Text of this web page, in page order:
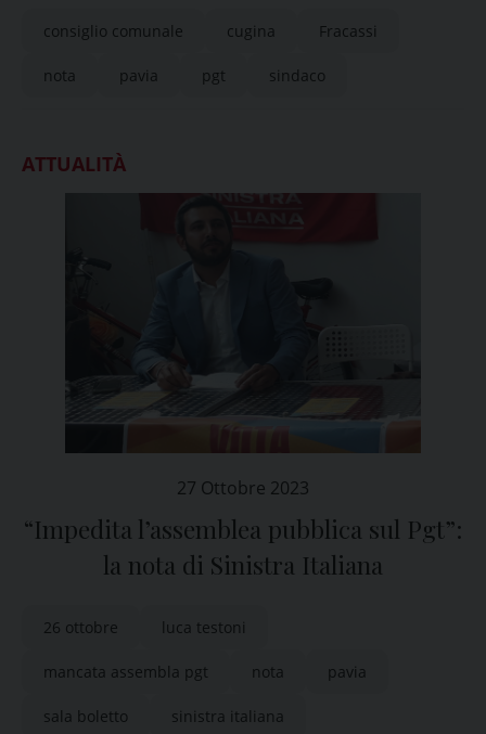
consiglio comunale cugina Fracassi
nota pavia pgt sindaco
ATTUALITÀ
27 Ottobre 2023
“Impedita l’assemblea pubblica sul Pgt”:
la nota di Sinistra Italiana
26 ottobre luca testoni
mancata assembla pgt nota pavia
sala boletto sinistra italiana